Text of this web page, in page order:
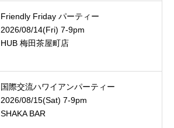
Friendly Friday パーティー
2026/08/14(Fri) 7-9pm
HUB 梅田茶屋町店
国際交流ハワイアンパーティー
2026/08/15(Sat) 7-9pm
SHAKA BAR